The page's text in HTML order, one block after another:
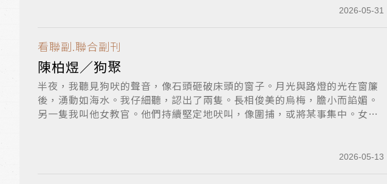
2026-05-31
看聯副.聯合副刊
陳柏煜／狗聚
半夜，我聽見狗吠的聲音，像石頭砸破床頭的窗子。月光與路燈的光在窗簾
後，湧動如海水。我仔細聽，認出了兩隻。長相俊美的烏梅，膽小而諂媚。
另一隻我叫他女教官。他們持續堅定地吠叫，像圍捕，或將某事集中。女
2026-05-13